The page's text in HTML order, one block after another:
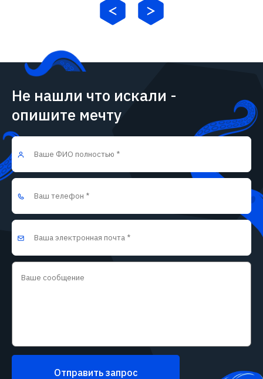
Не нашли что искали -
опишите мечту
Отправить запрос